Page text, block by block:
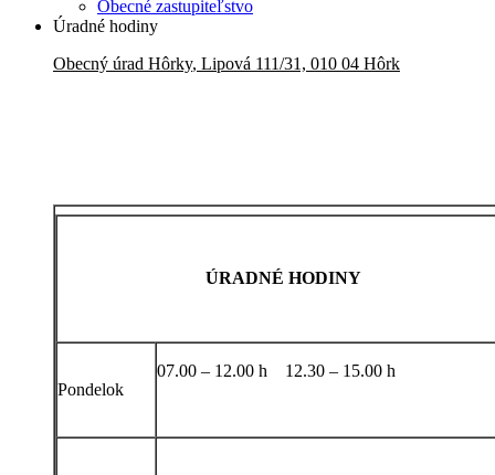
Obecné zastupiteľstvo
Úradné hodiny
Obecný úrad Hôrky, Lipová 111/31, 010 04 Hôrk
ÚRADNÉ HODINY
Pondelok
07.00 – 12.00 h 12.30 – 15.00 h